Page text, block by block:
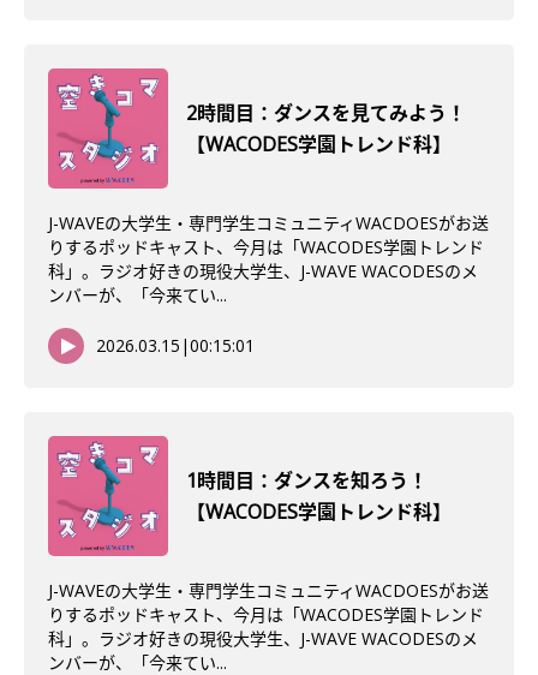
2時間目：ダンスを見てみよう！
【WACODES学園トレンド科】
J-WAVEの大学生・専門学生コミュニティWACDOESがお送
りするポッドキャスト、今月は「WACODES学園トレンド
科」。ラジオ好きの現役大学生、J-WAVE WACODESのメ
ンバーが、「今来てい...
2026.03.15 |00:15:01
1時間目：ダンスを知ろう！
【WACODES学園トレンド科】
J-WAVEの大学生・専門学生コミュニティWACDOESがお送
りするポッドキャスト、今月は「WACODES学園トレンド
科」。ラジオ好きの現役大学生、J-WAVE WACODESのメ
ンバーが、「今来てい...